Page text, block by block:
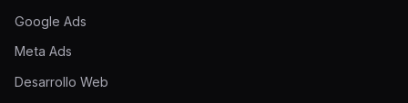
Google Ads
Meta Ads
Desarrollo Web